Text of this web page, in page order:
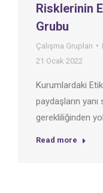
Risklerinin
Grubu
Çalışma Grupları
21 Ocak 2022
Kurumlardaki
paydaşların yanı
gerekliliğinden
Read more